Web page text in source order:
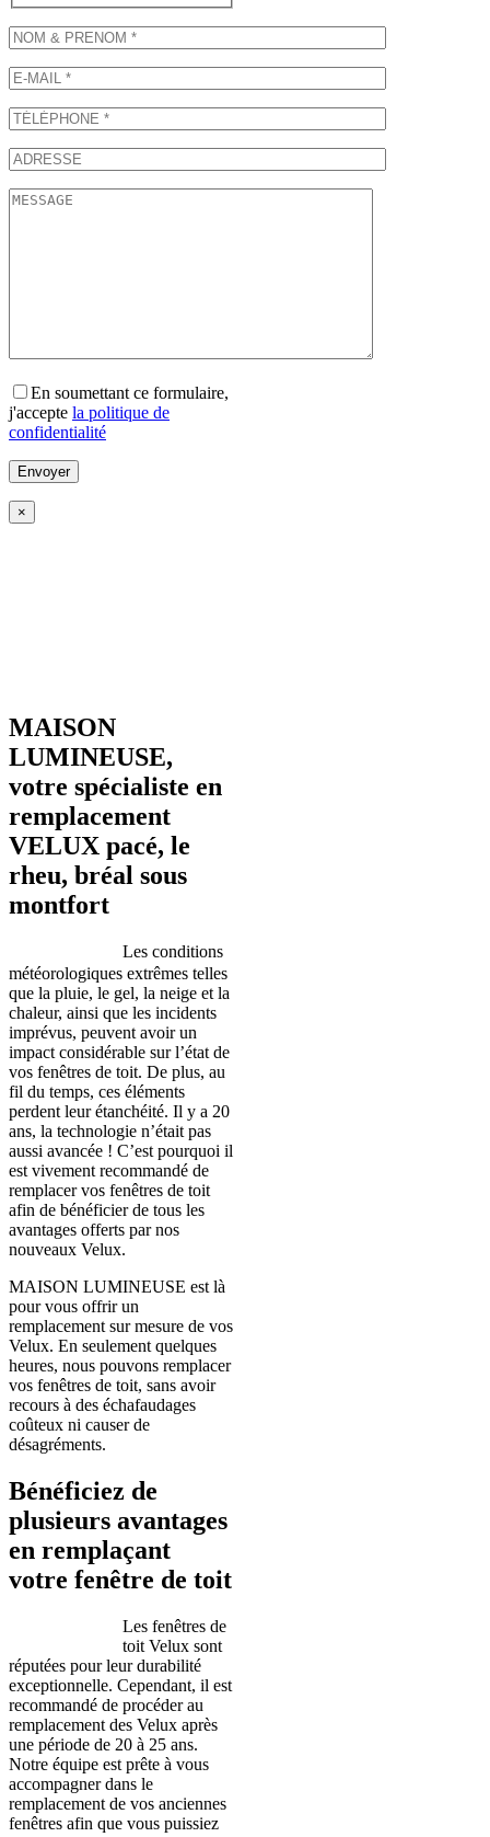
En soumettant ce formulaire,
j'accepte la politique de
confidentialité
×
MAISON
LUMINEUSE,
votre spécialiste en
remplacement
VELUX pacé, le
rheu, bréal sous
montfort
Les conditions
météorologiques extrêmes telles
que la pluie, le gel, la neige et la
chaleur, ainsi que les incidents
imprévus, peuvent avoir un
impact considérable sur l’état de
vos fenêtres de toit. De plus, au
fil du temps, ces éléments
perdent leur étanchéité. Il y a 20
ans, la technologie n’était pas
aussi avancée ! C’est pourquoi il
est vivement recommandé de
remplacer vos fenêtres de toit
afin de bénéficier de tous les
avantages offerts par nos
nouveaux Velux.
MAISON LUMINEUSE est là
pour vous offrir un
remplacement sur mesure de vos
Velux. En seulement quelques
heures, nous pouvons remplacer
vos fenêtres de toit, sans avoir
recours à des échafaudages
coûteux ni causer de
désagréments.
Bénéficiez de
plusieurs avantages
en remplaçant
votre fenêtre de toit
Les fenêtres de
toit Velux sont
réputées pour leur durabilité
exceptionnelle. Cependant, il est
recommandé de procéder au
remplacement des Velux après
une période de 20 à 25 ans.
Notre équipe est prête à vous
accompagner dans le
remplacement de vos anciennes
fenêtres afin que vous puissiez